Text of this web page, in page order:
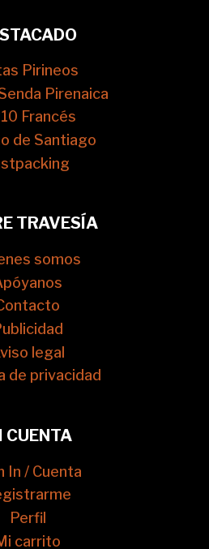
Pirineos
Pirenaica
Francés
de Santiago
TRAVESÍA
somos
legal
de privacidad
CUENTA
In / Cuenta
Perfil
carrito